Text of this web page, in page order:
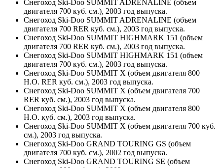
Снегоход Ski-Doo SUMMIT ADRENALINE (объем
двигателя 700 куб. см.), 2003 год выпуска.
Снегоход Ski-Doo SUMMIT ADRENALINE (объем
двигателя 700 RER куб. см.), 2003 год выпуска.
Снегоход Ski-Doo SUMMIT HIGHMARK 151 (объем
двигателя 700 RER куб. см.), 2003 год выпуска.
Снегоход Ski-Doo SUMMIT HIGHMARK 151 (объем
двигателя 700 куб. см.), 2003 год выпуска.
Снегоход Ski-Doo SUMMIT X (объем двигателя 800
H.O. RER куб. см.), 2003 год выпуска.
Снегоход Ski-Doo SUMMIT X (объем двигателя 700
RER куб. см.), 2003 год выпуска.
Снегоход Ski-Doo SUMMIT X (объем двигателя 800
H.O. куб. см.), 2003 год выпуска.
Снегоход Ski-Doo SUMMIT X (объем двигателя 700 куб.
см.), 2003 год выпуска.
Снегоход Ski-Doo GRAND TOURING GS (объем
двигателя 700 куб. см.), 2002 год выпуска.
Снегоход Ski-Doo GRAND TOURING SE (объем